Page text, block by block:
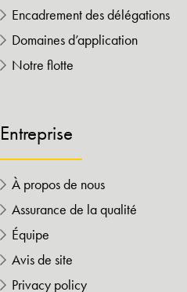
Encadrement des délégations
Domaines d’application
Notre flotte
Entreprise
À propos de nous
Assurance de la qualité
Équipe
Avis de site
Privacy policy